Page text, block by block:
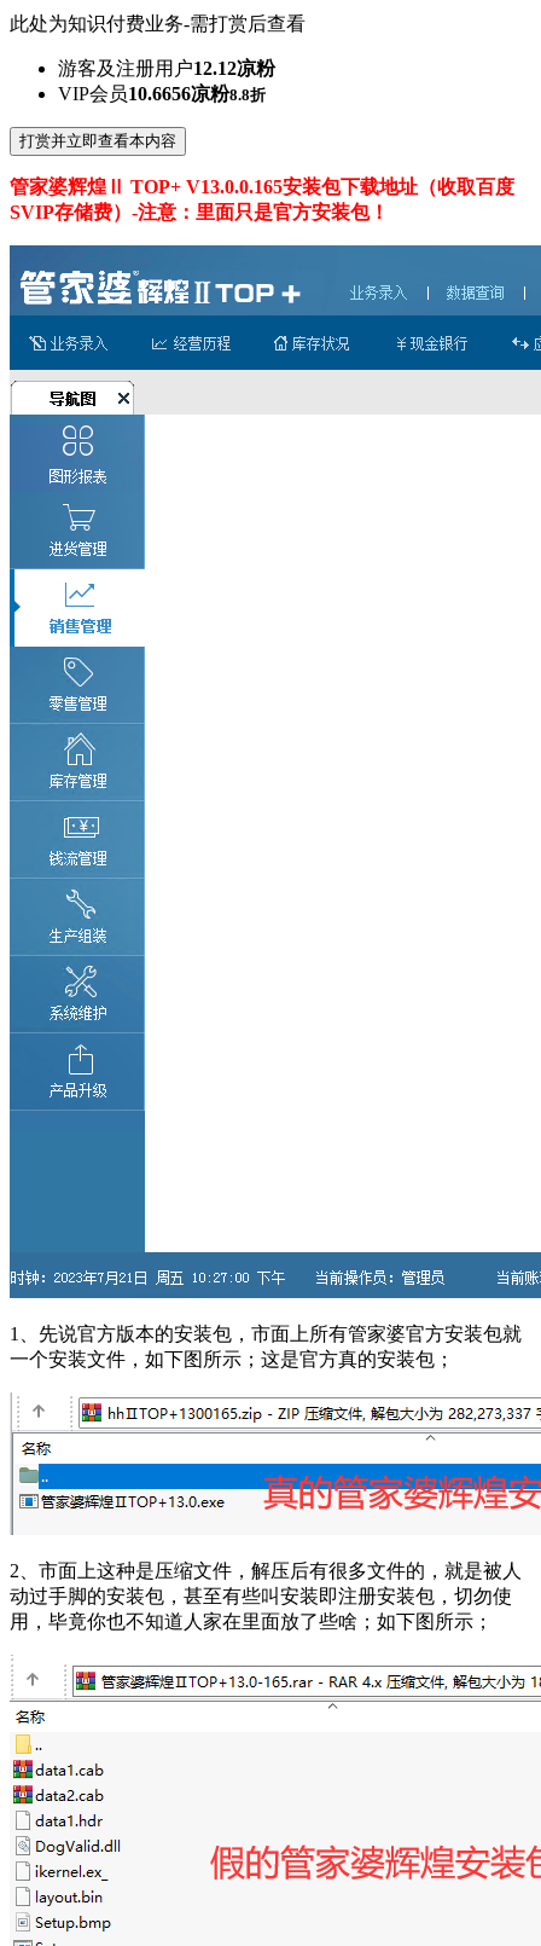
此处为知识付费业务-需打赏后查看
游客及注册用户12.12凉粉
VIP会员10.6656凉粉8.8折
打赏并立即查看本内容
管家婆辉煌Ⅱ TOP+ V13.0.0.165安装包下载地址（收取百度
SVIP存储费）-注意：里面只是官方安装包！
1、先说官方版本的安装包，市面上所有管家婆官方安装包就
一个安装文件，如下图所示；这是官方真的安装包；
2、市面上这种是压缩文件，解压后有很多文件的，就是被人
动过手脚的安装包，甚至有些叫安装即注册安装包，切勿使
用，毕竟你也不知道人家在里面放了些啥；如下图所示；